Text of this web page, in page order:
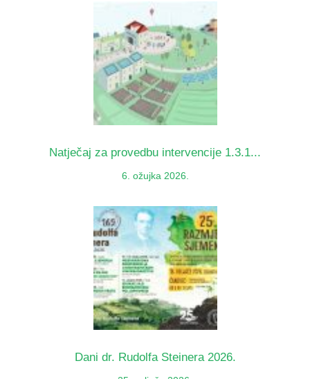
Natječaj za provedbu intervencije 1.3.1...
6. ožujka 2026.
Dani dr. Rudolfa Steinera 2026.